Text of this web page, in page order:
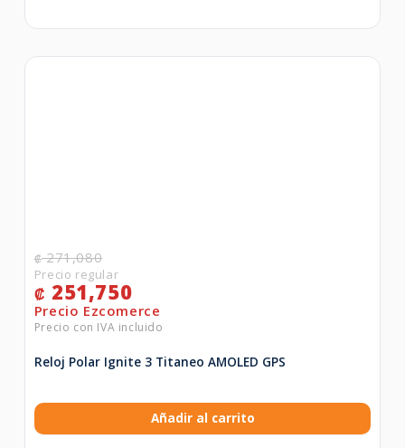
₡271,080
₡ 251,750
Reloj Polar Ignite 3 Titaneo AMOLED GPS
Añadir al carrito